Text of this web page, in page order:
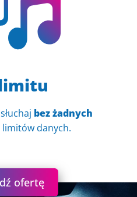
bez żadnych
limitów danych.
ofertę